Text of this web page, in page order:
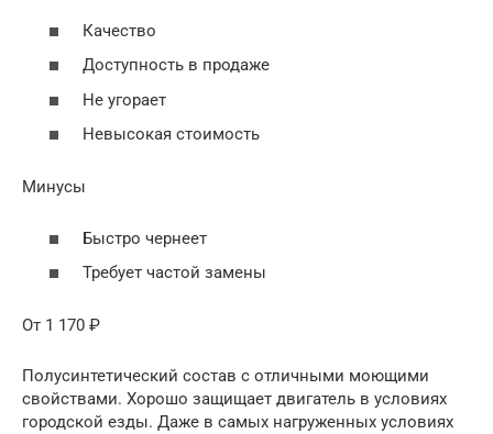
Качество
Доступность в продаже
Не угорает
Невысокая стоимость
Минусы
Быстро чернеет
Требует частой замены
От 1 170 ₽
Полусинтетический состав с отличными моющими
свойствами. Хорошо защищает двигатель в условиях
городской езды. Даже в самых нагруженных условиях